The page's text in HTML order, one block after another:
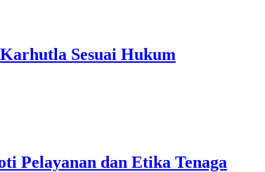
Sesuai Hukum
Pelayanan dan Etika Tenaga